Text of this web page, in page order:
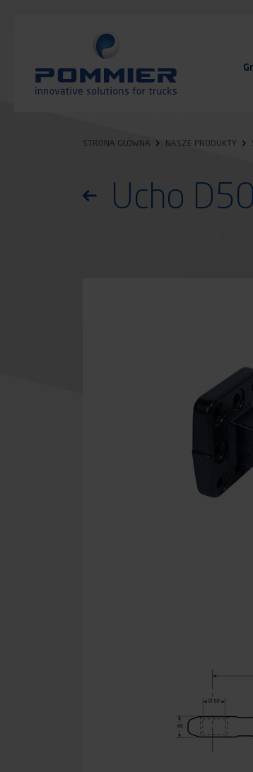
STRONA GŁÓWNA NASZE PRODUKTY
Powróć do listy produktów
Ucho